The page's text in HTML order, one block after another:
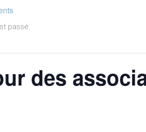
passé.
des